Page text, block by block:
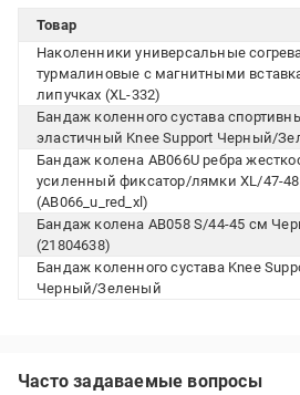
Товар
Наколенники универсальные
турмалиновые с магнитными
липучках (XL-332)
Бандаж коленного сустава
эластичный Knee Support Черный/
Бандаж колена AB066U ребра
усиленный фиксатор/лямки XL/47-
(AB066_u_red_xl)
Бандаж колена AB058 S/44-45 см
(21804638)
Бандаж коленного сустава Knee
Черный/Зеленый
Часто задаваемые вопросы